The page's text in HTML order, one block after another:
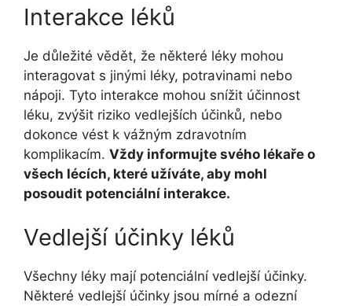
Interakce léků
Je důležité vědět, že některé léky mohou
interagovat s jinými léky, potravinami nebo
nápoji. Tyto interakce mohou snížit účinnost
léku, zvýšit riziko vedlejších účinků, nebo
dokonce vést k vážným zdravotním
komplikacím. Vždy informujte svého lékaře o
všech lécích, které užíváte, aby mohl
posoudit potenciální interakce.
Vedlejší účinky léků
Všechny léky mají potenciální vedlejší účinky.
Některé vedlejší účinky jsou mírné a odezní